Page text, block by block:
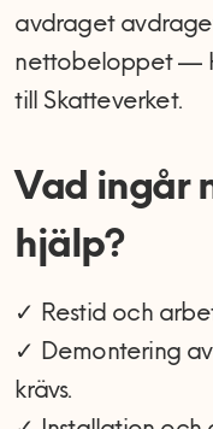
avdraget
nettobeloppet —
till Skatteverket.
Vad ingår
hjälp?
✓ Restid och
✓ Demontering
krävs.